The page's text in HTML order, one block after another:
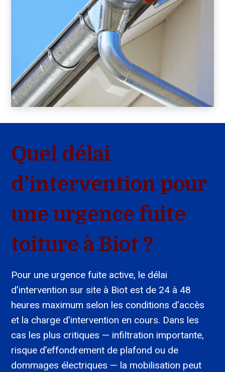
Quel délai
d’intervention pour
une urgence fuite
toiture à Biot ?
Pour une urgence fuite active, le délai
d’intervention sur site à Biot est de 24 à 48
heures maximum selon les conditions d’accès
et la charge d’intervention en cours. Dans les
cas les plus critiques — infiltration importante,
risque d’effondrement de plafond ou de
dommages électriques — la mobilisation peut